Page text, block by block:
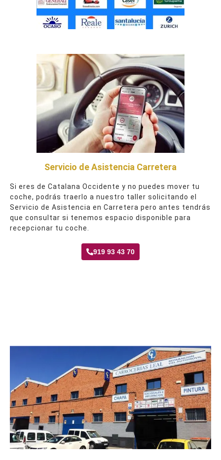
Servicio de Asistencia Carretera
Si eres de Catalana Occidente y no puedes mover tu
coche, podrás traerlo a nuestro taller solicitando el
Servicio de Asistencia en Carretera pero antes tendrás
que consultar si tenemos espacio disponible para
recepcionar tu coche.
919 93 43 70